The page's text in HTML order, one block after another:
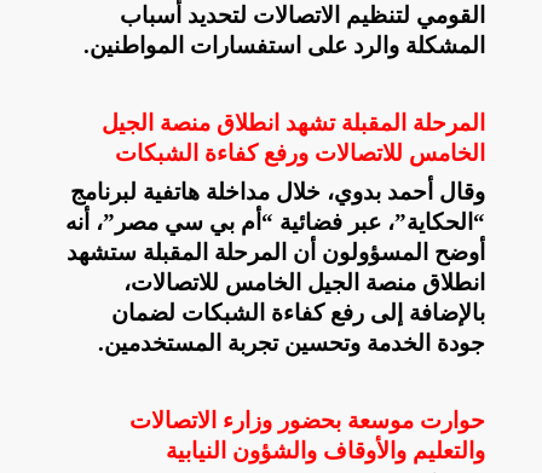
القومي لتنظيم الاتصالات لتحديد أسباب
المشكلة والرد على استفسارات المواطنين.
المرحلة المقبلة تشهد انطلاق منصة الجيل
الخامس للاتصالات ورفع كفاءة الشبكات
وقال أحمد بدوي، خلال مداخلة هاتفية لبرنامج
“الحكاية”، عبر فضائية “أم بي سي مصر”، أنه
أوضح المسؤولون أن المرحلة المقبلة ستشهد
انطلاق منصة الجيل الخامس للاتصالات،
بالإضافة إلى رفع كفاءة الشبكات لضمان
جودة الخدمة وتحسين تجربة المستخدمين.
حوارت موسعة بحضور وزارء الاتصالات
والتعليم والأوقاف والشؤون النيابية